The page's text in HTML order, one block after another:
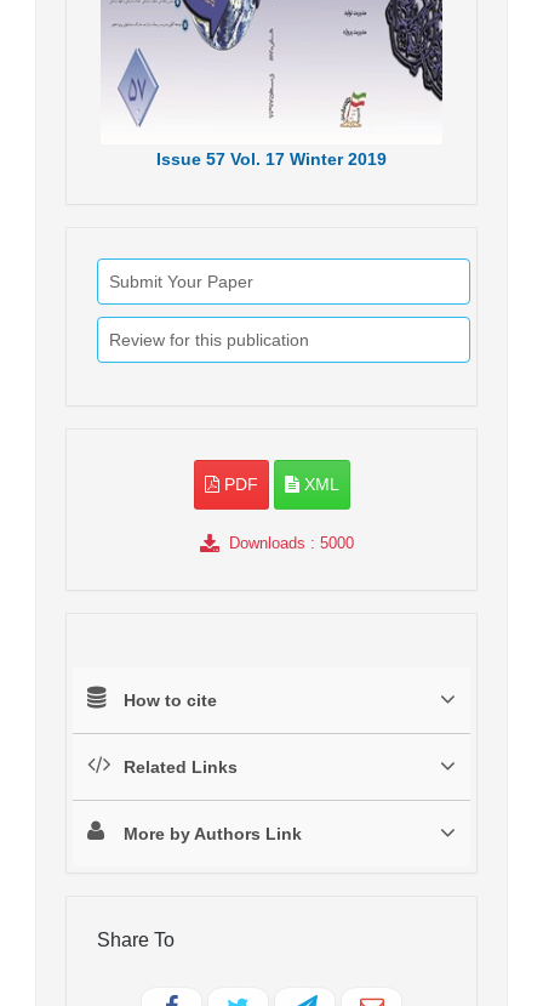
Issue 57 Vol. 17 Winter 2019
Submit Your Paper
Review for this publication
PDF XML
Downloads : 5000
How to cite
Related Links
More by Authors Link
Share To